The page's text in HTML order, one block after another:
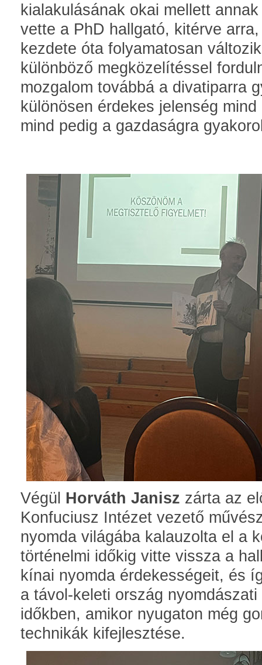
kialakulásának okai mellett
vette a PhD hallgató, kitérve
kezdete óta folyamatosan
különböző megközelítéssel
mozgalom továbbá a divatiparra
különösen érdekes jelenség
mind pedig a gazdaságra
Végül Horváth Janisz zárta az
Konfuciusz Intézet vezető
nyomda világába kalauzolta el a
történelmi időkig vitte vissza a
kínai nyomda érdekességeit, és
a távol-keleti ország
időkben, amikor nyugaton még
technikák kifejlesztése.